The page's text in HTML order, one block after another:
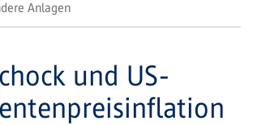
Anlagen
und US-